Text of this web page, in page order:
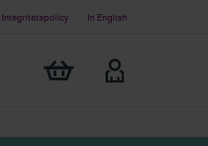
Integritetspolicy In English
Visa min varukorg